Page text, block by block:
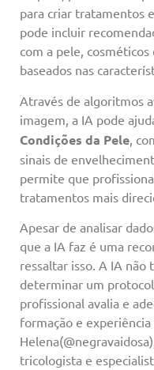
para criar tratamentos
pode incluir
com a pele,
baseados nas
Através de algoritmos
imagem, a IA pode
Condições da Pele ,
sinais de
permite que
tratamentos mais
Apesar de analisar
que a IA faz é uma
ressaltar isso. A IA não
determinar um
profissional avalia e
formação e
tricologista e